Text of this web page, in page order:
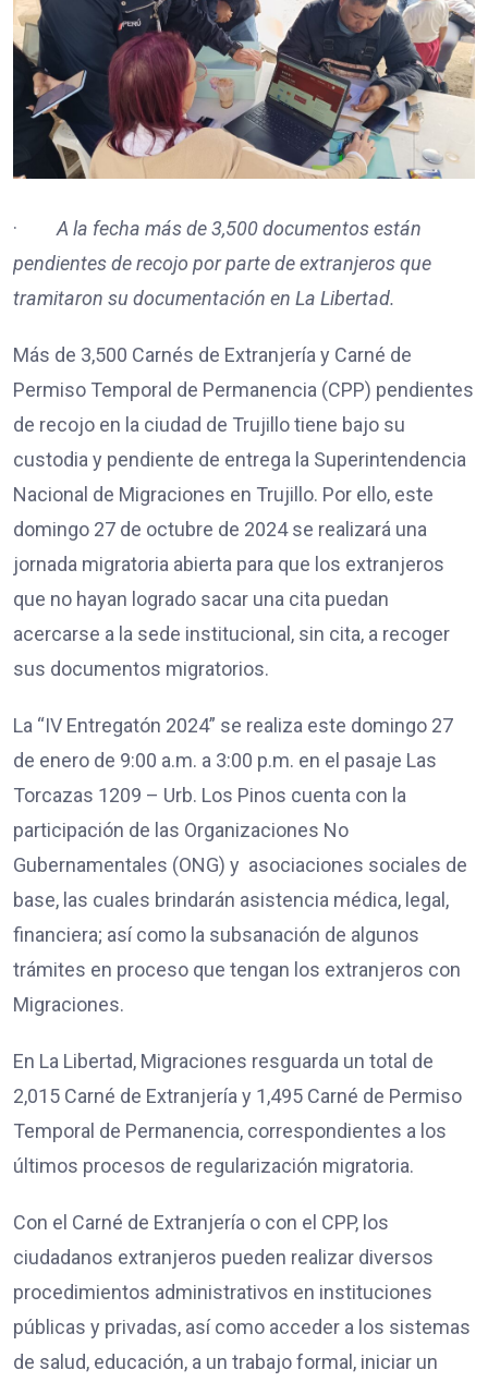
·A la fecha más de 3,500 documentos están
pendientes de recojo por parte de extranjeros que
tramitaron su documentación en La Libertad.
Más de 3,500 Carnés de Extranjería y Carné de
Permiso Temporal de Permanencia (CPP) pendientes
de recojo en la ciudad de Trujillo tiene bajo su
custodia y pendiente de entrega la Superintendencia
Nacional de Migraciones en Trujillo. Por ello, este
domingo 27 de octubre de 2024 se realizará una
jornada migratoria abierta para que los extranjeros
que no hayan logrado sacar una cita puedan
acercarse a la sede institucional, sin cita, a recoger
sus documentos migratorios.
La “IV Entregatón 2024” se realiza este domingo 27
de enero de 9:00 a.m. a 3:00 p.m. en el pasaje Las
Torcazas 1209 – Urb. Los Pinos cuenta con la
participación de las Organizaciones No
Gubernamentales (ONG) y asociaciones sociales de
base, las cuales brindarán asistencia médica, legal,
financiera; así como la subsanación de algunos
trámites en proceso que tengan los extranjeros con
Migraciones.
En La Libertad, Migraciones resguarda un total de
2,015 Carné de Extranjería y 1,495 Carné de Permiso
Temporal de Permanencia, correspondientes a los
últimos procesos de regularización migratoria.
Con el Carné de Extranjería o con el CPP, los
ciudadanos extranjeros pueden realizar diversos
procedimientos administrativos en instituciones
públicas y privadas, así como acceder a los sistemas
de salud, educación, a un trabajo formal, iniciar un